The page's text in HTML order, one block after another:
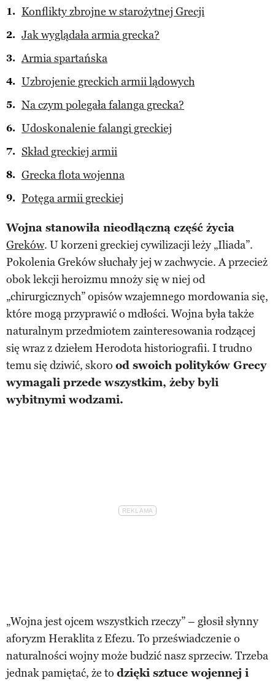
Konflikty zbrojne w starożytnej Grecji
Jak wyglądała armia grecka?
Armia spartańska
Uzbrojenie greckich armii lądowych
Na czym polegała falanga grecka?
Udoskonalenie falangi greckiej
Skład greckiej armii
Grecka flota wojenna
Potęga armii greckiej
Wojna stanowiła nieodłączną część życia
Greków. U korzeni greckiej cywilizacji leży „Iliada”.
Pokolenia Greków słuchały jej w zachwycie. A przecież
obok lekcji heroizmu mnoży się w niej od
„chirurgicznych” opisów wzajemnego mordowania się,
które mogą przyprawić o mdłości. Wojna była także
naturalnym przedmiotem zainteresowania rodzącej
się wraz z dziełem Herodota historiografii. I trudno
temu się dziwić, skoro od swoich polityków Grecy
wymagali przede wszystkim, żeby byli
wybitnymi wodzami.
„Wojna jest ojcem wszystkich rzeczy” – głosił słynny
aforyzm Heraklita z Efezu. To przeświadczenie o
naturalności wojny może budzić nasz sprzeciw. Trzeba
jednak pamiętać, że to dzięki sztuce wojennej i